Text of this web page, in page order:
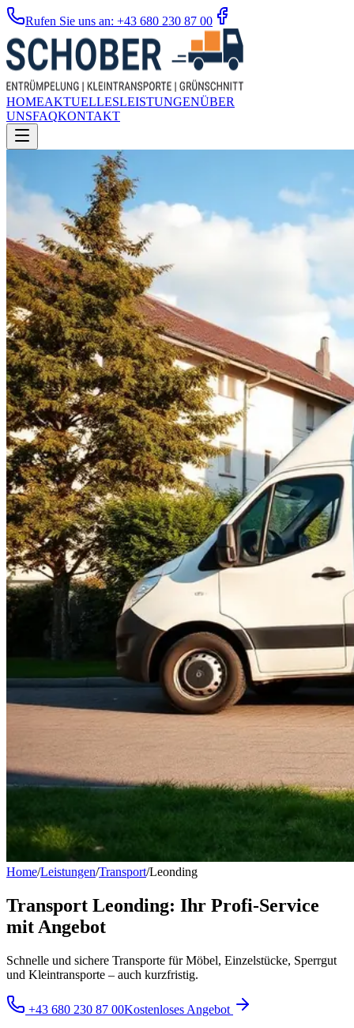
Rufen Sie uns an: +43 680 230 87 00
HOMEAKTUELLESLEISTUNGENÜBER
UNSFAQKONTAKT
Home/Leistungen/Transport/Leonding
Transport Leonding: Ihr Profi-Service
mit Angebot
Schnelle und sichere Transporte für Möbel, Einzelstücke, Sperrgut
und Kleintransporte – auch kurzfristig.
+43 680 230 87 00Kostenloses Angebot